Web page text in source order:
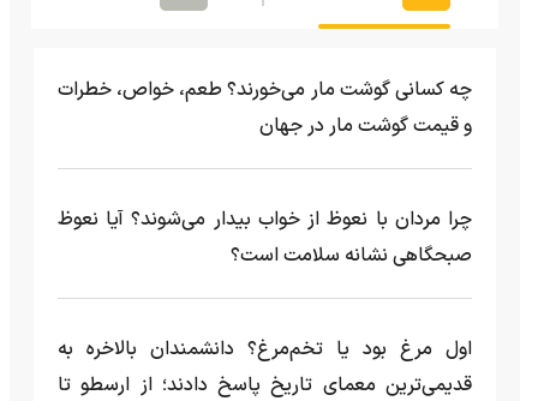
چه کسانی گوشت مار می‌خورند؟ طعم، خواص، خطرات
و قیمت گوشت مار در جهان
چرا مردان با نعوظ از خواب بیدار می‌شوند؟ آیا نعوظ
صبحگاهی نشانه سلامت است؟
اول مرغ بود یا تخم‌مرغ؟ دانشمندان بالاخره به
قدیمی‌ترین معمای تاریخ پاسخ دادند؛ از ارسطو تا